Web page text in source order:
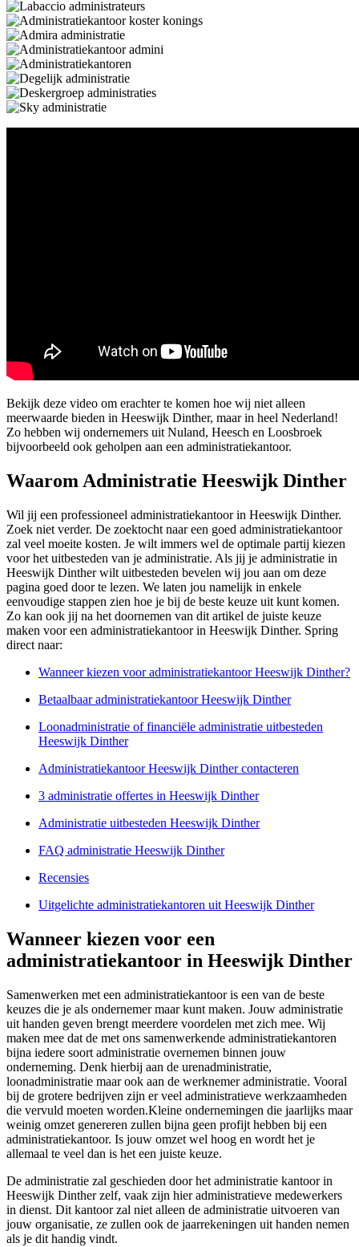
Bekijk deze video om erachter te komen hoe wij niet alleen
meerwaarde bieden in Heeswijk Dinther, maar in heel Nederland!
Zo hebben wij ondernemers uit Nuland, Heesch en Loosbroek
bijvoorbeeld ook geholpen aan een administratiekantoor.
Waarom Administratie Heeswijk Dinther
Wil jij een professioneel administratiekantoor in Heeswijk Dinther.
Zoek niet verder. De zoektocht naar een goed administratiekantoor
zal veel moeite kosten. Je wilt immers wel de optimale partij kiezen
voor het uitbesteden van je administratie. Als jij je administratie in
Heeswijk Dinther wilt uitbesteden bevelen wij jou aan om deze
pagina goed door te lezen. We laten jou namelijk in enkele
eenvoudige stappen zien hoe je bij de beste keuze uit kunt komen.
Zo kan ook jij na het doornemen van dit artikel de juiste keuze
maken voor een administratiekantoor in Heeswijk Dinther. Spring
direct naar:
Wanneer kiezen voor administratiekantoor Heeswijk Dinther?
Betaalbaar administratiekantoor Heeswijk Dinther
Loonadministratie of financiële administratie uitbesteden
Heeswijk Dinther
Administratiekantoor Heeswijk Dinther contacteren
3 administratie offertes in Heeswijk Dinther
Administratie uitbesteden Heeswijk Dinther
FAQ administratie Heeswijk Dinther
Recensies
Uitgelichte administratiekantoren uit Heeswijk Dinther
Wanneer kiezen voor een
administratiekantoor in Heeswijk Dinther
Samenwerken met een administratiekantoor is een van de beste
keuzes die je als ondernemer maar kunt maken. Jouw administratie
uit handen geven brengt meerdere voordelen met zich mee. Wij
maken mee dat de met ons samenwerkende administratiekantoren
bijna iedere soort administratie overnemen binnen jouw
onderneming. Denk hierbij aan de urenadministratie,
loonadministratie maar ook aan de werknemer administratie. Vooral
bij de grotere bedrijven zijn er veel administratieve werkzaamheden
die vervuld moeten worden.Kleine ondernemingen die jaarlijks maar
weinig omzet genereren zullen bijna geen profijt hebben bij een
administratiekantoor. Is jouw omzet wel hoog en wordt het je
allemaal te veel dan is het een juiste keuze.
De administratie zal geschieden door het administratie kantoor in
Heeswijk Dinther zelf, vaak zijn hier administratieve medewerkers
in dienst. Dit kantoor zal niet alleen de administratie uitvoeren van
jouw organisatie, ze zullen ook de jaarrekeningen uit handen nemen
als je dit handig vindt.